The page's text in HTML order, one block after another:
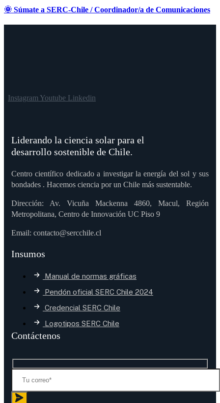
🌞 Súmate a SERC-Chile / Coordinador/a de Comunicaciones
InstagramYoutube Linkedin
Liderando la ciencia solar para el
desarrollo sostenible de Chile.
Centro científico dedicado a investigar la energía del sol y sus
bondades . Hacemos ciencia por un Chile más sustentable.
Dirección: Av. Vicuña Mackenna 4860, Macul, Región
Metropolitana, Centro de Innovación UC Piso 9
Email: contacto@sercchile.cl
Insumos
Manual de normas gráficas
Pendón oficial SERC Chile 2024
Credencial SERC Chile
Logotipos SERC Chile
Contáctenos